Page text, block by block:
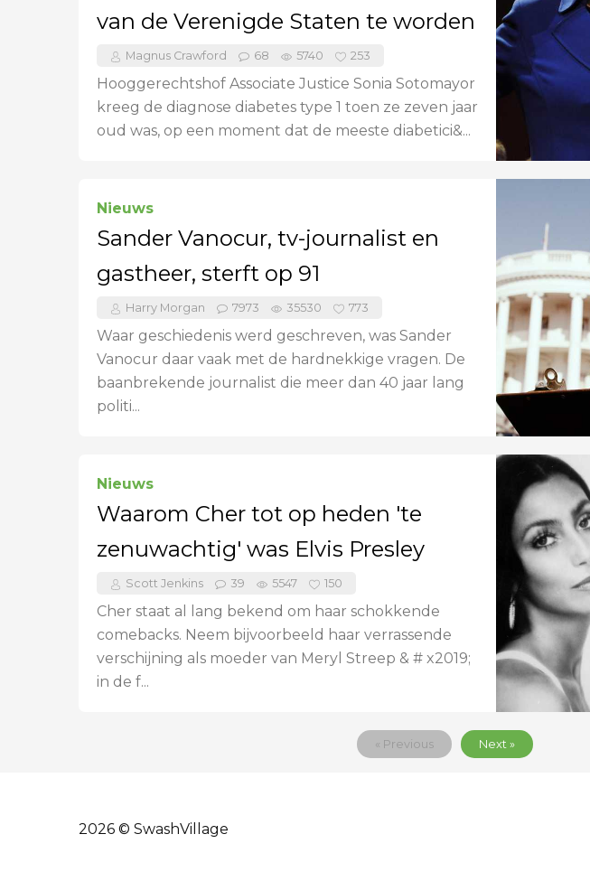
van de Verenigde Staten te worden
Magnus Crawford 68 5740 253
Hooggerechtshof Associate Justice Sonia Sotomayor
kreeg de diagnose diabetes type 1 toen ze zeven jaar
oud was, op een moment dat de meeste diabetici&...
Nieuws
Sander Vanocur, tv-journalist en
gastheer, sterft op 91
Harry Morgan 7973 35530 773
Waar geschiedenis werd geschreven, was Sander
Vanocur daar vaak met de hardnekkige vragen. De
baanbrekende journalist die meer dan 40 jaar lang
politi...
Nieuws
Waarom Cher tot op heden 'te
zenuwachtig' was Elvis Presley
Scott Jenkins 39 5547 150
Cher staat al lang bekend om haar schokkende
comebacks. Neem bijvoorbeeld haar verrassende
verschijning als moeder van Meryl Streep & # x2019;
in de f...
« Previous Next »
2026 © SwashVillage